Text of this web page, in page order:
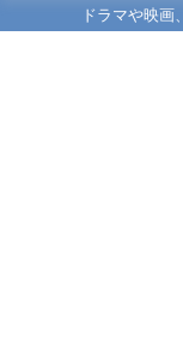
ドラマや映画